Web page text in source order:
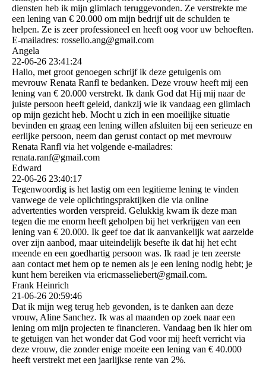
diensten heb ik mijn glimlach teruggevonden. Ze verstrekte me
een lening van € 20.000 om mijn bedrijf uit de schulden te
helpen. Ze is zeer professioneel en heeft oog voor uw behoeften.
E-mailadres: rossello.ang@gmail.com
Angela
22-06-26 23:41:24
Hallo, met groot genoegen schrijf ik deze getuigenis om
mevrouw Renata Ranfl te bedanken. Deze vrouw heeft mij een
lening van € 20.000 verstrekt. Ik dank God dat Hij mij naar de
juiste persoon heeft geleid, dankzij wie ik vandaag een glimlach
op mijn gezicht heb. Mocht u zich in een moeilijke situatie
bevinden en graag een lening willen afsluiten bij een serieuze en
eerlijke persoon, neem dan gerust contact op met mevrouw
Renata Ranfl via het volgende e-mailadres:
renata.ranf@gmail.com
Edward
22-06-26 23:40:17
Tegenwoordig is het lastig om een ​​legitieme lening te vinden
vanwege de vele oplichtingspraktijken die via online
advertenties worden verspreid. Gelukkig kwam ik deze man
tegen die me enorm heeft geholpen bij het verkrijgen van een
lening van € 20.000. Ik geef toe dat ik aanvankelijk wat aarzelde
over zijn aanbod, maar uiteindelijk besefte ik dat hij het echt
meende en een goedhartig persoon was. Ik raad je ten zeerste
aan contact met hem op te nemen als je een lening nodig hebt; je
kunt hem bereiken via ericmasseliebert@­gmail.­com.­
Frank Heinrich
21-06-26 20:59:46
Dat ik mijn weg terug heb gevonden, is te danken aan deze
vrouw, Aline Sanchez. Ik was al maanden op zoek naar een
lening om mijn projecten te financieren. Vandaag ben ik hier om
te getuigen van het wonder dat God voor mij heeft verricht via
deze vrouw, die zonder enige moeite een lening van € 40.000
heeft verstrekt met een jaarlijkse rente van 2%.